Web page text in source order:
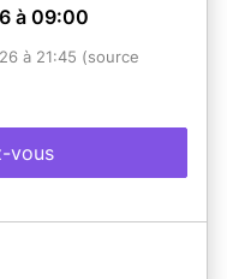
à 09:00
à 21:45 (source
vous